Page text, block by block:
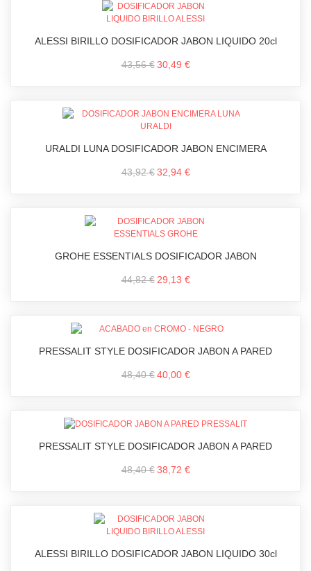
ALESSI BIRILLO DOSIFICADOR JABON LIQUIDO 20cl
43,56 € 30,49 €
URALDI LUNA DOSIFICADOR JABON ENCIMERA
43,92 € 32,94 €
GROHE ESSENTIALS DOSIFICADOR JABON
44,82 € 29,13 €
PRESSALIT STYLE DOSIFICADOR JABON A PARED
48,40 € 40,00 €
PRESSALIT STYLE DOSIFICADOR JABON A PARED
48,40 € 38,72 €
ALESSI BIRILLO DOSIFICADOR JABON LIQUIDO 30cl